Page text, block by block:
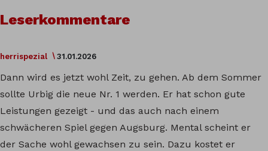
Leserkommentare
herrispezial 31.01.2026
Dann wird es jetzt wohl Zeit, zu gehen. Ab dem Sommer
sollte Urbig die neue Nr. 1 werden. Er hat schon gute
Leistungen gezeigt - und das auch nach einem
schwächeren Spiel gegen Augsburg. Mental scheint er
der Sache wohl gewachsen zu sein. Dazu kostet er